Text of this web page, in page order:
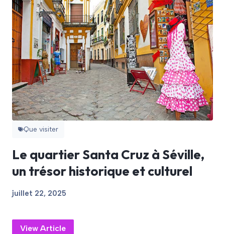
Que visiter
Le quartier Santa Cruz à Séville,
un trésor historique et culturel
juillet 22, 2025
View Article